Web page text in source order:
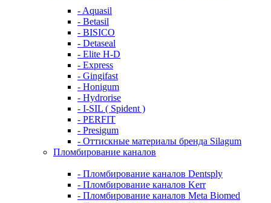
- Aquasil
- Betasil
- BISICO
- Detaseal
- Elite H-D
- Express
- Gingifast
- Honigum
- Hydrorise
- I-SIL ( Spident )
- PERFIT
- Presigum
- Оттискные материалы бренда Silagum
Пломбирование каналов
- Пломбирование каналов Dentsply
- Пломбирование каналов Kerr
- Пломбирование каналов Meta Biomed